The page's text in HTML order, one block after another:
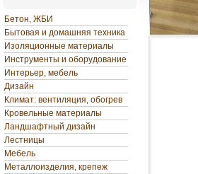
Бетон, ЖБИ
Бытовая и домашняя техника
Изоляционные материалы
Инструменты и оборудование
Интерьер, мебель
Дизайн
Климат: вентиляция, обогрев
Кровельные материалы
Ландшафтный дизайн
Лестницы
Мебель
Металлоизделия, крепеж